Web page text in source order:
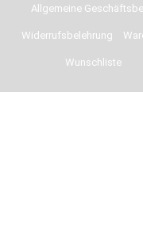
Allgemeine
Widerrufsbelehrung
Wunschliste